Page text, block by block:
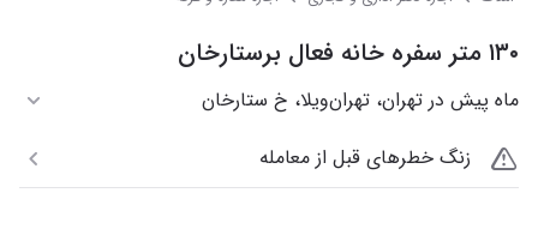
۱۳۰ متر سفره خانه فعال برستارخان
ماه پیش در تهران، تهران‌ویلا، خ ستارخان
زنگ خطرهای قبل از معامله